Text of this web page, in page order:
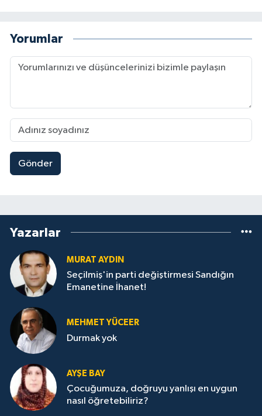
Yorumlar
Gönder
Yazarlar
MURAT AYDIN
Seçilmiş'in parti değiştirmesi Sandığın
Emanetine İhanet!
MEHMET YÜCEER
Durmak yok
AYŞE BAY
Çocuğumuza, doğruyu yanlışı en uygun
nasıl öğretebiliriz?